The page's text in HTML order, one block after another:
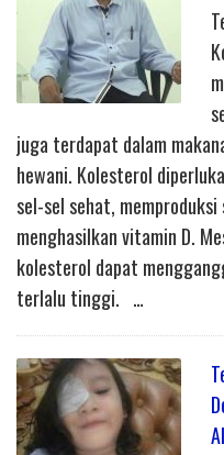
juga terdapat dalam
hewani. Kolesterol
sel-sel sehat, memproduksi
menghasilkan vitamin D.
kolesterol dapat
terlalu tinggi. …